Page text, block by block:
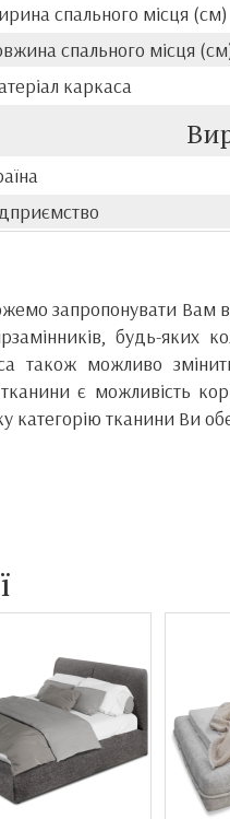
спального місця (см)
спального місця
каркаса
запропонувати Вам
будь-яких
також можливо
є можливість
категорію тканини Ви